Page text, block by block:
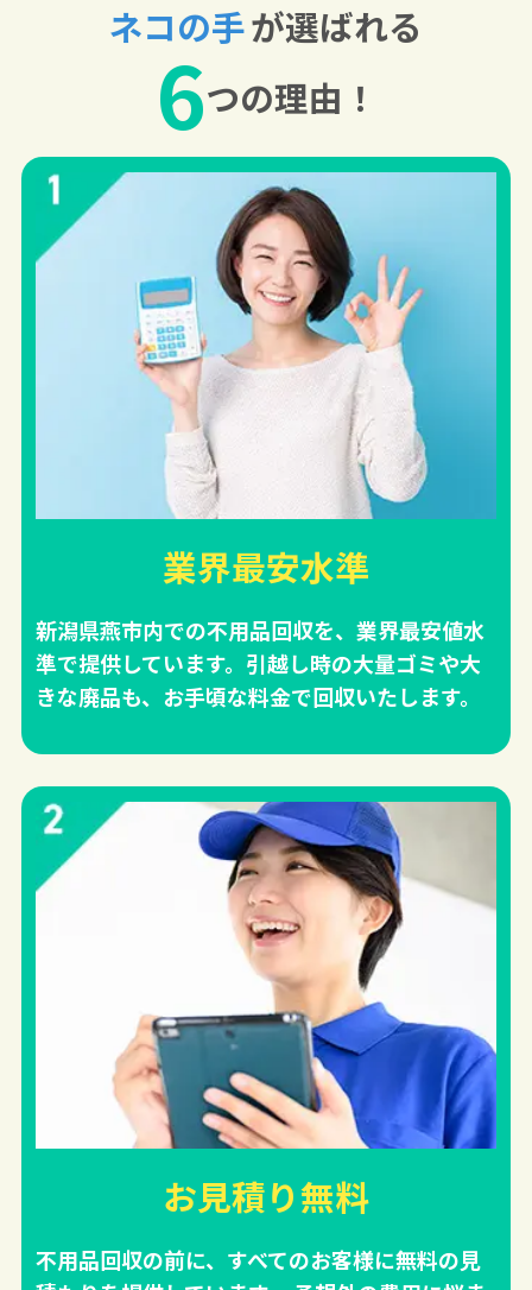
ネコの手が選ばれる
6つの理由！
業界最安水準
新潟県燕市内での不用品回収を、業界最安値水
準で提供しています。引越し時の大量ゴミや大
きな廃品も、お手頃な料金で回収いたします。
お見積り無料
不用品回収の前に、すべてのお客様に無料の見